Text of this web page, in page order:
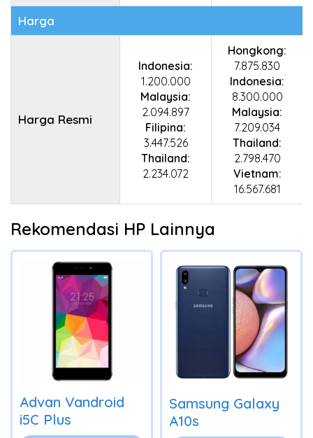
Harga
Harga Resmi
Indonesia:
1.200.000
Malaysia:
2.094.897
Filipina:
3.447.526
Thailand:
2.234.072
Hongkong:
7.875.830
Indonesia:
8.300.000
Malaysia:
7.209.034
Thailand:
2.798.470
Vietnam:
16.567.681
Rekomendasi HP Lainnya
Advan Vandroid
i5C Plus
Samsung Galaxy
A10s